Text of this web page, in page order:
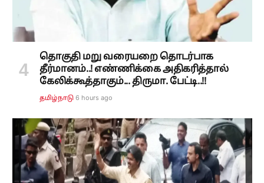
தொகுதி மறு வரையறை தொடர்பாக
தீர்மானம்..! எண்ணிக்கை அதிகரித்தால்
கேலிக்கூத்தாகும்... திருமா. பேட்டி..!!
தமிழ்நாடு 6 hours ago